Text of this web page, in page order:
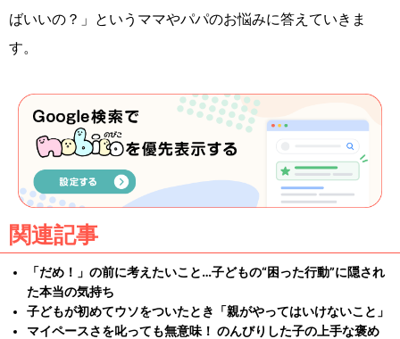
ばいいの？」というママやパパのお悩みに答えていきま
す。
関連記事
「だめ！」の前に考えたいこと…子どもの“困った行動”に隠され
た本当の気持ち
子どもが初めてウソをついたとき「親がやってはいけないこと」
マイペースさを叱っても無意味！ のんびりした子の上手な褒め